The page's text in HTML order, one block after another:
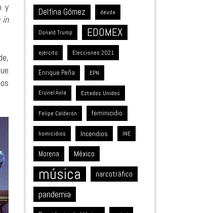
y
in
Delfina Gómez deuda
Donald Trump EDOMEX
ejército Elecciones 2021
Enrique Peña EPN
Eruviel Ávila Estados Unidos
Felipe Calderón feminicidio
homicidios Incendios INE
Morena México
música narcotráfico
pandemia